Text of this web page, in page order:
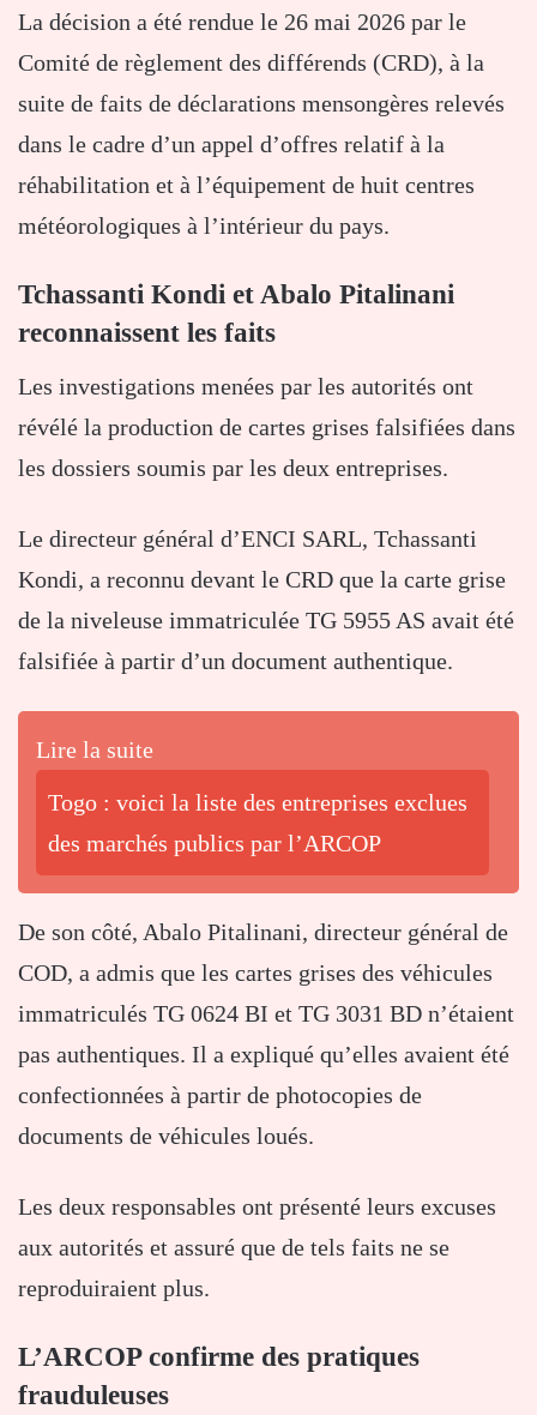
La décision a été rendue le 26 mai 2026 par le
Comité de règlement des différends (CRD), à la
suite de faits de déclarations mensongères relevés
dans le cadre d’un appel d’offres relatif à la
réhabilitation et à l’équipement de huit centres
météorologiques à l’intérieur du pays.
Tchassanti Kondi et Abalo Pitalinani
reconnaissent les faits
Les investigations menées par les autorités ont
révélé la production de cartes grises falsifiées dans
les dossiers soumis par les deux entreprises.
Le directeur général d’ENCI SARL, Tchassanti
Kondi, a reconnu devant le CRD que la carte grise
de la niveleuse immatriculée TG 5955 AS avait été
falsifiée à partir d’un document authentique.
Lire la suite
Togo : voici la liste des entreprises exclues
des marchés publics par l’ARCOP
De son côté, Abalo Pitalinani, directeur général de
COD, a admis que les cartes grises des véhicules
immatriculés TG 0624 BI et TG 3031 BD n’étaient
pas authentiques. Il a expliqué qu’elles avaient été
confectionnées à partir de photocopies de
documents de véhicules loués.
Les deux responsables ont présenté leurs excuses
aux autorités et assuré que de tels faits ne se
reproduiraient plus.
L’ARCOP confirme des pratiques
frauduleuses